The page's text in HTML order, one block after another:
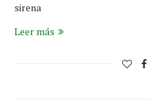
sirena
Leer más